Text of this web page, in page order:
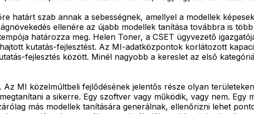
határt szab annak a sebességnek, amellyel a modellek
ellenére az újabb modellek tanítása továbbra is
határozza meg. Helen Toner, a CSET ügyvezető
kutatás-fejlesztést. Az MI-adatközpontok korlátozott
fejlesztés között. Minél nagyobb a kereslet az első
Az MI közelmúltbeli fejlődésének jelentős része olyan
a sikerre. Egy szoftver vagy működik, vagy nem.
más modellek tanítására generálnak, ellenőrizni lehet